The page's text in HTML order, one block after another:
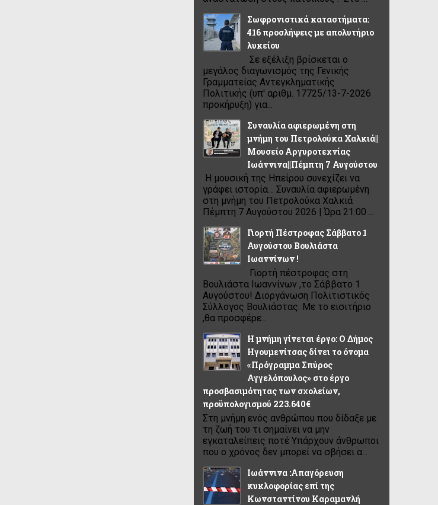
Σωφρονιστικά καταστήματα:
416 προσλήψεις με απολυτήριο
λυκείου
Σε εξέλιξη βρίσκεται ο
μεγάλος διαγωνισμός της Γενικής
Γραμματείας Αντεγκληματικής
Πολιτικής (υπ' αριθμ. 17725/13-7-2026
προκήρυξη) για...
Συναυλία αφιερωμένη στη
μνήμη του Πετρολούκα Χαλκιά||
Μουσείο Αργυροτεχνίας
Ιωάννινα||Πέμπτη 7 Αυγούστου
Η μουσική της Ηπείρου συνεχίζει να
γράφει ιστορία… Συναυλία αφιερωμένη
στη μνήμη του Πετρολούκα Χαλκιά
Πέμπτη 7 Αυγούστου 2026 | Ώρα 21:00 ...
Γιορτή Πέστροφας Σάββατο 1
Αυγούστου Βουλιάστα
Ιωαννίνων !
Γιορτή πέστροφας στη
Βουλιάστα Ιωαννίνων ,το Σάββατο 1
Αυγούστου! Διοργάνωση Πολιτιστικός
Σύλλογος Βουλιάστας. Με το εισιτήριο
,θα προσφέρε...
Η μνήμη γίνεται έργο: Ο Δήμος
Ηγουμενίτσας δίνει το όνομα
«Πρόγραμμα Σπύρος
Αγγελόπουλος» στο έργο
προσβασιμότητας των σχολείων,
προϋπολογισμού 223.640€
Στη μνήμη ενός ανθρώπου που δίδαξε με
τη ζωή του τι σημαίνει να μην
εγκαταλείπεις ποτέ Υπάρχουν άνθρωποι
που ο χρόνος δεν μπορεί να σβήσει α...
Ιωάννινα :Απαγόρευση
κυκλοφορίας επί της
Κωνσταντίνου Καραμανλή